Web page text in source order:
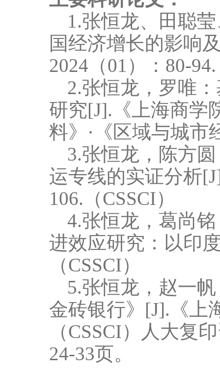
1.张恒龙、田聪
国经济增长的影响
2024 （01 ）： 80-94.
2.张恒龙，罗唯
研究[J]. 《上海商学
料》·《区域与城市
3.张恒龙，陈方
运专线的实证分析
106. （CSSCI）
4.张恒龙，葛尚
进效应研究：以印
（CSSCI）
5.张恒龙，赵一
金砖银行》 [J]. 《
（CSSCI）人大复
24-33页。